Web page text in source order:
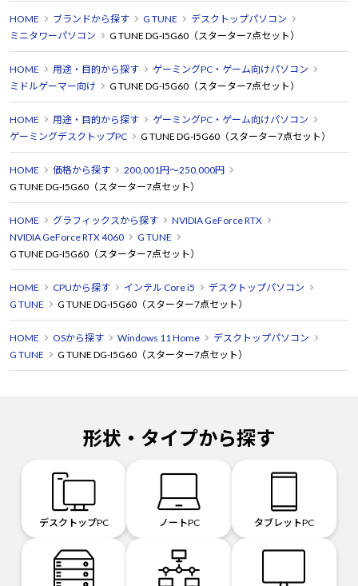
HOME ブランドから探す G TUNE
デスクトップパソコン
ミニタワーパソコン
G TUNE DG-I5G60（スターター7点セット）
HOME 用途・目的から探す
ゲーミングPC・ゲーム向けパソコン
ミドルゲーマー向け
G TUNE DG-I5G60（スターター7点セット）
HOME 用途・目的から探す
ゲーミングPC・ゲーム向けパソコン
ゲーミングデスクトップPC
G TUNE DG-I5G60（スターター7点セット）
HOME 価格から探す
200,001円～250,000円
G TUNE DG-I5G60（スターター7点セット）
HOME グラフィックスから探す
NVIDIA GeForce RTX
NVIDIA GeForce RTX 4060
G TUNE
G TUNE DG-I5G60（スターター7点セット）
HOME CPUから探す インテル Core i5
デスクトップパソコン
G TUNE
G TUNE DG-I5G60（スターター7点セット）
HOME OSから探す Windows 11 Home
デスクトップパソコン
G TUNE
G TUNE DG-I5G60（スターター7点セット）
形状・タイプから探す
デスクトップPC ノートPC タブレットPC